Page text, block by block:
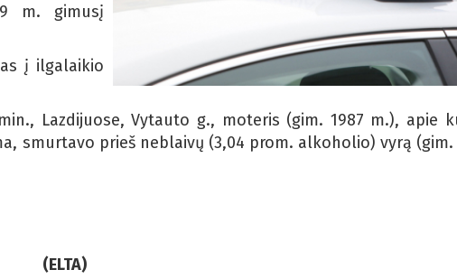
m. gimusį
į ilgalaikio
Lazdijuose, Vytauto g., moteris (gim. 1987 m.), apie
smurtavo prieš neblaivų (3,04 prom. alkoholio) vyrą (gim.
(ELTA)